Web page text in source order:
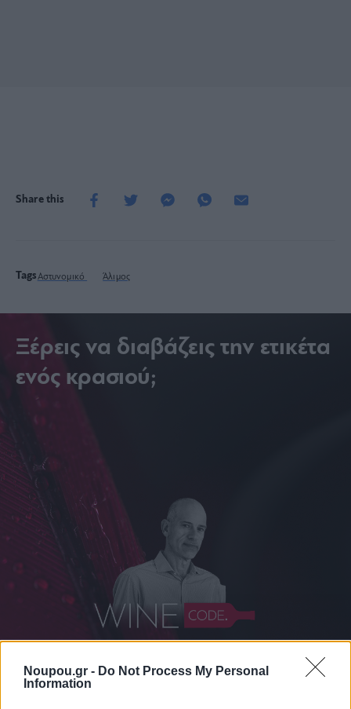
Noupou.gr - Do Not Process My Personal
Information
Share this
TagsΑστυνομικό Άλιμος
Ξέρεις να διαβάζεις την ετικέτα
ενός κρασιού;